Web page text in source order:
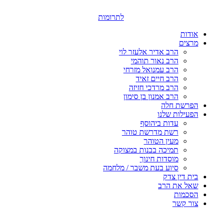
לתרומות
אודות
מרצים
הרב אדיר אלעזר לוי
הרב נאור תוהמי
הרב עמנואל מזרחי
הרב חיים זאיד
הרב מרדכי חזיזה
הרב אמנון בן סימון
הפרשת חלה
הפעילות שלנו
עדות ביהוסף
רשת מדרשת טוהר
מעין הטוהר
תמיכה בבנות במצוקה
מוסדות חינוך
סיוע בעת משבר / מלחמה
בית דין צדק
שאל את הרב
הסכמות
צור קשר